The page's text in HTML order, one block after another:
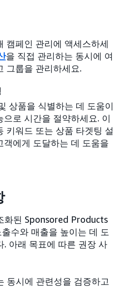
캠페인 관리에 액세스하세
을 직접 관리하는 동시에 여
그룹을 관리하세요.
상품을 식별하는 데 도움이
으로 시간을 절약하세요. 이
키워드 또는 상품 타겟팅 설
객에게 도달하는 데 도움을
화된 Sponsored Products
수와 매출을 높이는 데 도
. 아래 목표에 따른 권장 사
동시에 관련성을 검증하고